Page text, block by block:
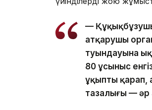
—
атқарушы
туындауына
80 ұсыныс
ұқыпты қарап,
тазалығы — әр